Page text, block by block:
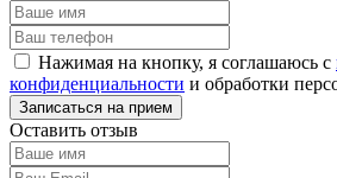
Нажимая на кнопку, я соглашаюсь с
конфиденциальности и обработки
Оставить отзыв